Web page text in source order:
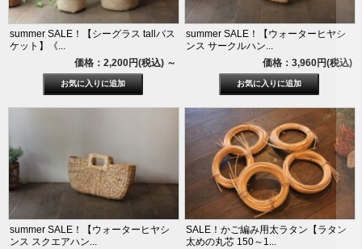
summer SALE！【シーグラス tallバス
ケット】《...
価格：2,200円(税込) ～
summer SALE！【ウォーターヒヤシ
ンス サークルハン...
価格：3,960円(税込)
summer SALE！【ウォーターヒヤシ
ンス スクエアハン...
SALE！かご編み用太ラタン【ラタン
太めの丸芯 150～1...